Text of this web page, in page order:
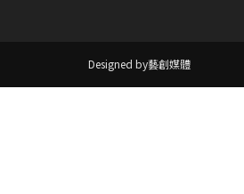
Designed by藝創媒體